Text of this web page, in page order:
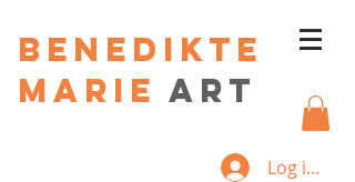
Benedikte
Marie art
Log ind